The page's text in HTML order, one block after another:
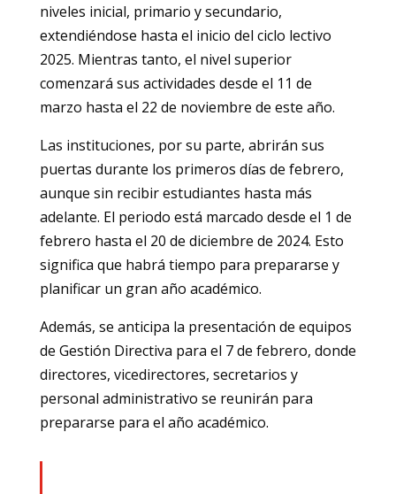
niveles inicial, primario y secundario,
extendiéndose hasta el inicio del ciclo lectivo
2025. Mientras tanto, el nivel superior
comenzará sus actividades desde el 11 de
marzo hasta el 22 de noviembre de este año.
Las instituciones, por su parte, abrirán sus
puertas durante los primeros días de febrero,
aunque sin recibir estudiantes hasta más
adelante. El periodo está marcado desde el 1 de
febrero hasta el 20 de diciembre de 2024. Esto
significa que habrá tiempo para prepararse y
planificar un gran año académico.
Además, se anticipa la presentación de equipos
de Gestión Directiva para el 7 de febrero, donde
directores, vicedirectores, secretarios y
personal administrativo se reunirán para
prepararse para el año académico.